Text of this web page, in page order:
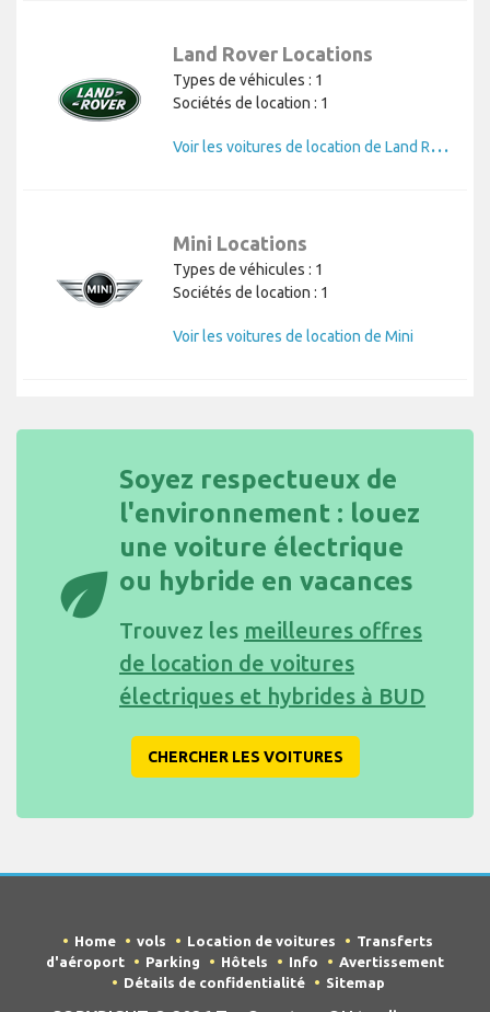
Land Rover Locations
Types de véhicules : 1
Sociétés de location : 1
V
oir les voitures de location de Land Rover
Mini Locations
Types de véhicules : 1
Sociétés de location : 1
Voir les voitures de location de Mini
eco
Soyez respectueux de
l'environnement : louez
une voiture électrique
ou hybride en vacances
Trouvez les meilleures offres
de location de voitures
électriques et hybrides à BUD
CHERCHER LES VOITURES
Home vols Location de voitures
Transferts
d'aéroport
Parking Hôtels Info
Avertissement
Détails de confidentialité
Sitemap